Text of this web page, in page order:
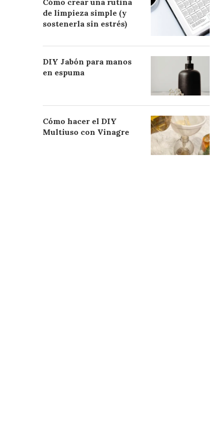
Cómo crear una rutina
de limpieza simple (y
sostenerla sin estrés)
DIY Jabón para manos
en espuma
Cómo hacer el DIY
Multiuso con Vinagre